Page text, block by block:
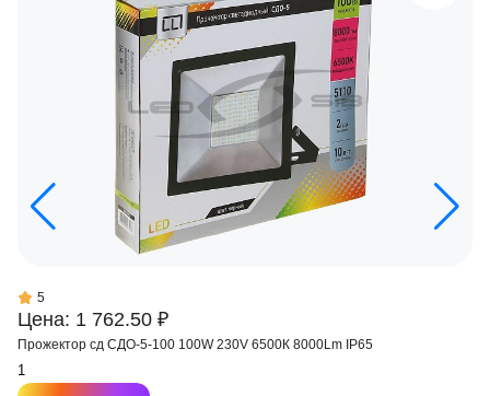
Цена: 1 762.50 ₽
5
Прожектор сд СДО-5-100 100W 230V 6500К 8000Lm IP65